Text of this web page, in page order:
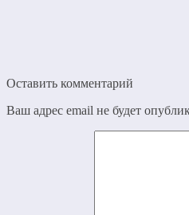
Оставить комментарий
Ваш адрес email не будет